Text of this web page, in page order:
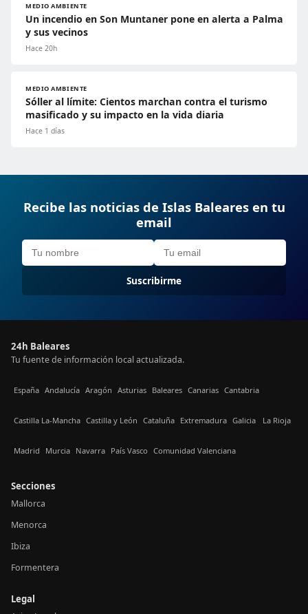
MEDIO AMBIENTE
Un incendio en Son Muntaner pone en alerta a Palma
y sus vecinos
Hace 20h
MEDIO AMBIENTE
Sóller al límite: Cientos marchan contra el turismo
masificado y su impacto en la vida diaria
Hace 1 días
Recibe las noticias de Islas Baleares en tu
email
Suscribirme
24h Baleares
Tu fuente de información local actualizada.
España Andalucía Aragón Asturias Baleares Canarias Cantabria
Castilla La-Mancha Castilla y León Cataluña Extremadura Galicia La Rioja
Madrid Murcia Navarra País Vasco Comunidad Valenciana
Secciones
Mallorca
Menorca
Ibiza
Formentera
Legal